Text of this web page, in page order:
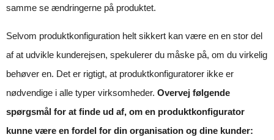
samme se ændringerne på produktet.
Selvom produktkonfiguration helt sikkert kan være en en stor del
af at udvikle kunderejsen, spekulerer du måske på, om du virkelig
behøver en. Det er rigtigt, at produktkonfiguratorer ikke er
nødvendige i alle typer virksomheder. Overvej følgende
spørgsmål for at finde ud af, om en produktkonfigurator
kunne være en fordel for din organisation og dine kunder: